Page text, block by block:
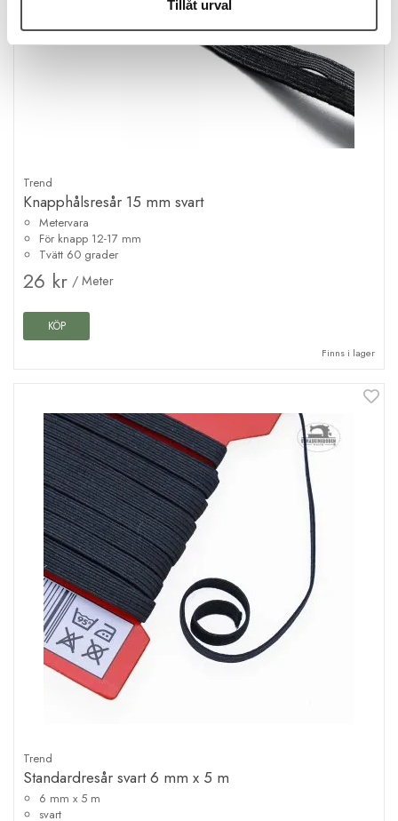
Tillåt urval
Trend
Knapphålsresår 15 mm svart
Metervara
För knapp 12-17 mm
Tvätt 60 grader
26 kr / Meter
KÖP
Finns i lager
Trend
Standardresår svart 6 mm x 5 m
6 mm x 5 m
svart